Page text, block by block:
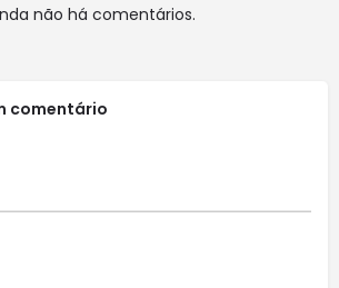
não há comentários.
comentário